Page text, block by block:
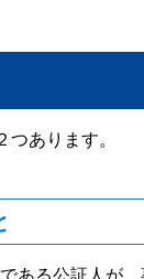
あります。
ある公証人が